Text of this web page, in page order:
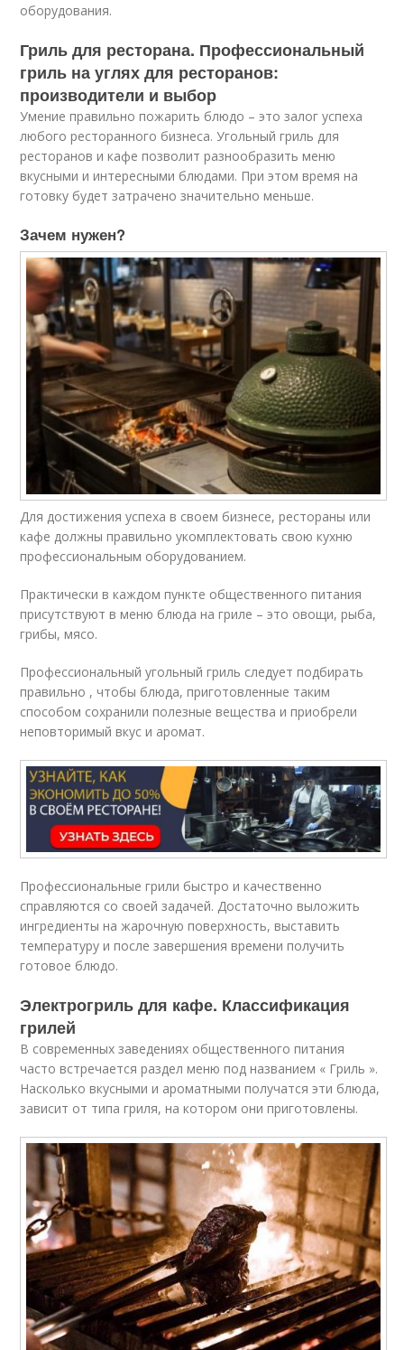
оборудования.
Гриль для ресторана. Профессиональный
гриль на углях для ресторанов:
производители и выбор
Умение правильно пожарить блюдо – это залог успеха
любого ресторанного бизнеса. Угольный гриль для
ресторанов и кафе позволит разнообразить меню
вкусными и интересными блюдами. При этом время на
готовку будет затрачено значительно меньше.
Зачем нужен?
Для достижения успеха в своем бизнесе, рестораны или
кафе должны правильно укомплектовать свою кухню
профессиональным оборудованием.
Практически в каждом пункте общественного питания
присутствуют в меню блюда на гриле – это овощи, рыба,
грибы, мясо.
Профессиональный угольный гриль следует подбирать
правильно , чтобы блюда, приготовленные таким
способом сохранили полезные вещества и приобрели
неповторимый вкус и аромат.
Профессиональные грили быстро и качественно
справляются со своей задачей. Достаточно выложить
ингредиенты на жарочную поверхность, выставить
температуру и после завершения времени получить
готовое блюдо.
Электрогриль для кафе. Классификация
грилей
В современных заведениях общественного питания
часто встречается раздел меню под названием « Гриль ».
Насколько вкусными и ароматными получатся эти блюда,
зависит от типа гриля, на котором они приготовлены.